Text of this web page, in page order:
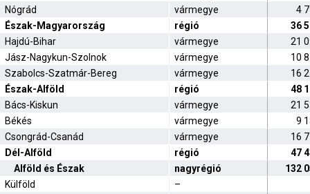
Nógrád
vármegye
4
Észak-Magyarország
régió
36
Hajdú-Bihar
vármegye
21
Jász-Nagykun-Szolnok
vármegye
10
Szabolcs-Szatmár-Bereg
vármegye
16
Észak-Alföld
régió
48
Bács-Kiskun
vármegye
21
Békés
vármegye
9
Csongrád-Csanád
vármegye
16
Dél-Alföld
régió
47
Alföld és Észak
nagyrégió
132
Külföld
–